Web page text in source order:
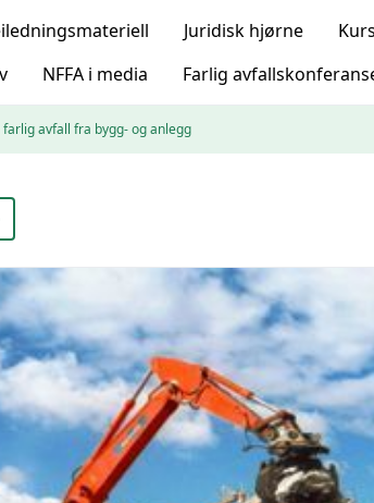
Juridisk hjørne
NFFA i media Farlig
avfall fra bygg- og anlegg